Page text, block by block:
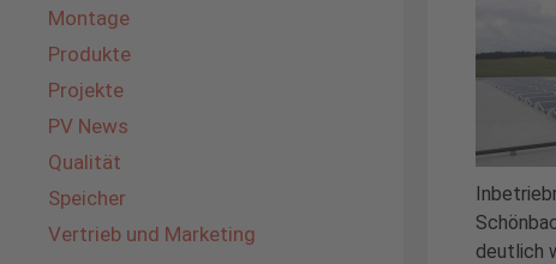
deutlich
Montage
Produkte
Projekte
PV News
Qualität
Speicher
Vertrieb und Marketing